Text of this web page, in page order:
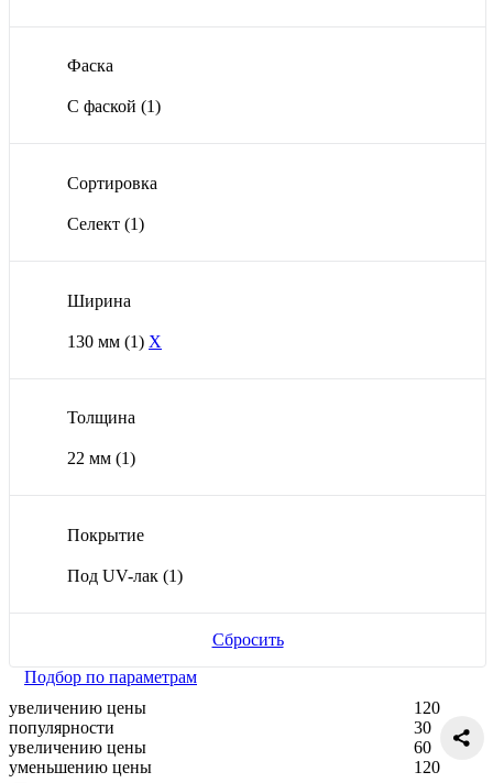
Фаска
С фаской (1)
Сортировка
Селект (1)
Ширина
130 мм (1) X
Толщина
22 мм (1)
Покрытие
Под UV-лак (1)
Сбросить
Подбор по параметрам
увеличению цены
популярности
увеличению цены
уменьшению цены
120
30
60
120